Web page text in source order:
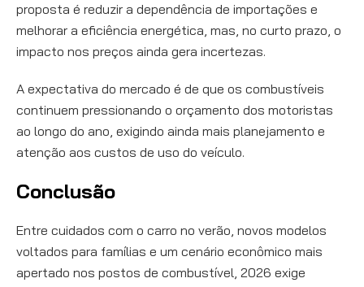
proposta é reduzir a dependência de importações e
melhorar a eficiência energética, mas, no curto prazo, o
impacto nos preços ainda gera incertezas.
A expectativa do mercado é de que os combustíveis
continuem pressionando o orçamento dos motoristas
ao longo do ano, exigindo ainda mais planejamento e
atenção aos custos de uso do veículo.
Conclusão
Entre cuidados com o carro no verão, novos modelos
voltados para famílias e um cenário econômico mais
apertado nos postos de combustível, 2026 exige